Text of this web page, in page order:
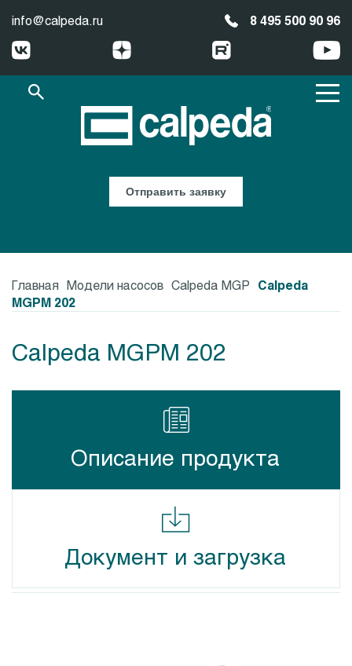
info@calpeda.ru 8 495 500 90 96
Отправить заявку
Главная Модели насосов Calpeda MGP
Calpeda
MGPM 202
Calpeda MGPM 202
Описание продукта
Документ и загрузка